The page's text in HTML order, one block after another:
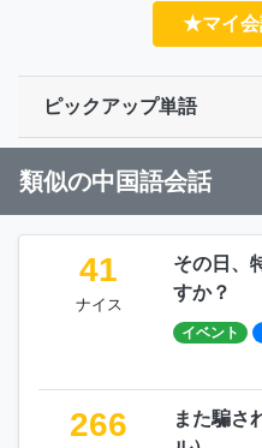
★マイ会
ピックアップ単語
類似の中国語会話
41
ナイス
その日、
すか？
イベント
266
また騙さ